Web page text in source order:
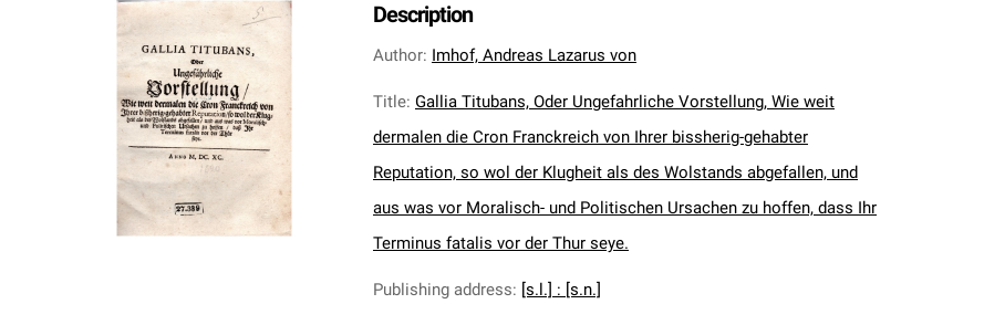
Description
Author: Imhof, Andreas Lazarus von
Title: Gallia Titubans, Oder Ungefahrliche Vorstellung, Wie weit
dermalen die Cron Franckreich von Ihrer bissherig-gehabter
Reputation, so wol der Klugheit als des Wolstands abgefallen, und
aus was vor Moralisch- und Politischen Ursachen zu hoffen, dass Ihr
Terminus fatalis vor der Thur seye.
Publishing address: [s.l.] : [s.n.]